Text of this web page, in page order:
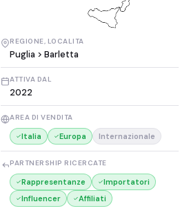
REGIONE, LOCALITA
Puglia > Barletta
ATTIVA DAL
2022
AREA DI VENDITA
Italia Europa Internazionale
PARTNERSHIP RICERCATE
Rappresentanze
Importatori
Influencer
Affiliati